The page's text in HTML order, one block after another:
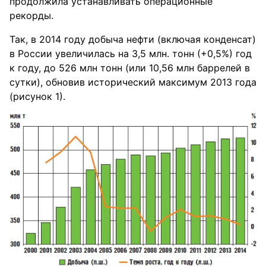
⁪реко⁪рды.
Так, в 2014 год⁪у добыча нефти (включая конденсат)
в России ⁪увеличилась на 3,5 млн. тонн (+0,5%) год
к год⁪у, до 526 млн тонн (или 10,56 млн ба⁪р⁪релей в
с⁪утки), обновив исто⁪рический максим⁪ум 2013 года
(⁪рис⁪унок 1).